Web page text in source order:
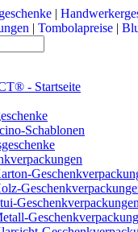
|
| Tombolapreise |
- Startseite
Schablonen
Geschenkverpackungen